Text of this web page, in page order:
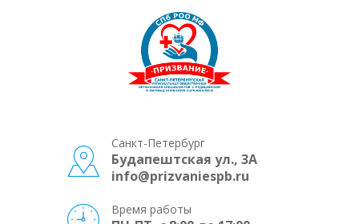
Санкт-Петербург
Будапештская ул., 3А
info@prizvaniespb.ru
Время работы